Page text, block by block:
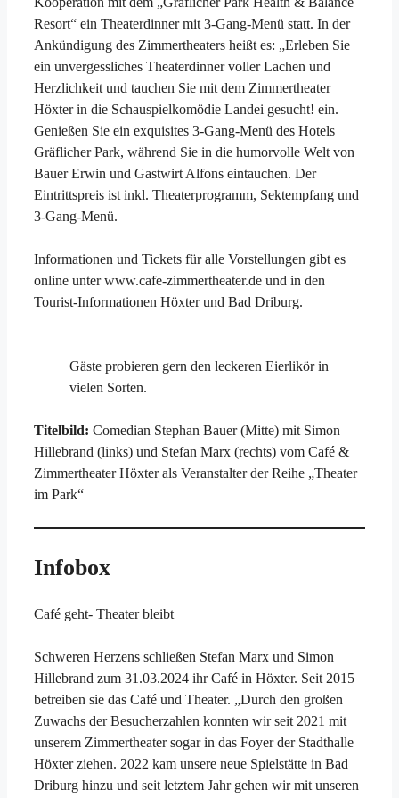
Resort“ ein Theaterdinner mit 3-Gang-Menü statt. In der
Ankündigung des Zimmertheaters heißt es: „Erleben Sie
ein unvergessliches Theaterdinner voller Lachen und
Herzlichkeit und tauchen Sie mit dem Zimmertheater
Höxter in die Schauspielkomödie Landei gesucht! ein.
Genießen Sie ein exquisites 3-Gang-Menü des Hotels
Gräflicher Park, während Sie in die humorvolle Welt von
Bauer Erwin und Gastwirt Alfons eintauchen. Der
Eintrittspreis ist inkl. Theaterprogramm, Sektempfang und
3-Gang-Menü.
Informationen und Tickets für alle Vorstellungen gibt es
online unter www.cafe-zimmertheater.de und in den
Tourist-Informationen Höxter und Bad Driburg.
Gäste probieren gern den leckeren Eierlikör in
vielen Sorten.
Titelbild: Comedian Stephan Bauer (Mitte) mit Simon
Hillebrand (links) und Stefan Marx (rechts) vom Café &
Zimmertheater Höxter als Veranstalter der Reihe „Theater
im Park“
Infobox
Café geht- Theater bleibt
Schweren Herzens schließen Stefan Marx und Simon
Hillebrand zum 31.03.2024 ihr Café in Höxter. Seit 2015
betreiben sie das Café und Theater. „Durch den großen
Zuwachs der Besucherzahlen konnten wir seit 2021 mit
unserem Zimmertheater sogar in das Foyer der Stadthalle
Höxter ziehen. 2022 kam unsere neue Spielstätte in Bad
Driburg hinzu und seit letztem Jahr gehen wir mit unseren